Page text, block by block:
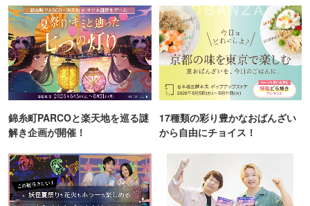
錦糸町PARCOと楽天地を巡る謎
解き企画が開催！
17種類の彩り豊かなおばんざい
から自由にチョイス！